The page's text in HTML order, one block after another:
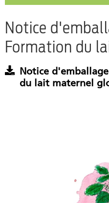
Notice
Formation du
Notice
du lait maternel